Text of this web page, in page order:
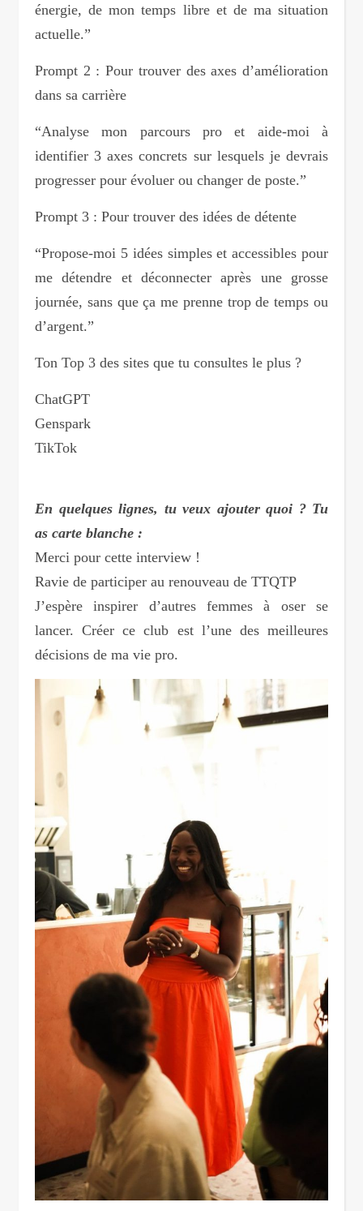
énergie, de mon temps libre et de ma situation
actuelle.”
Prompt 2 : Pour trouver des axes d’amélioration
dans sa carrière
“Analyse mon parcours pro et aide-moi à
identifier 3 axes concrets sur lesquels je devrais
progresser pour évoluer ou changer de poste.”
Prompt 3 : Pour trouver des idées de détente
“Propose-moi 5 idées simples et accessibles pour
me détendre et déconnecter après une grosse
journée, sans que ça me prenne trop de temps ou
d’argent.”
Ton Top 3 des sites que tu consultes le plus ?
ChatGPT
Genspark
TikTok
En quelques lignes, tu veux ajouter quoi ? Tu
as carte blanche :
Merci pour cette interview !
Ravie de participer au renouveau de TTQTP
J’espère inspirer d’autres femmes à oser se
lancer. Créer ce club est l’une des meilleures
décisions de ma vie pro.